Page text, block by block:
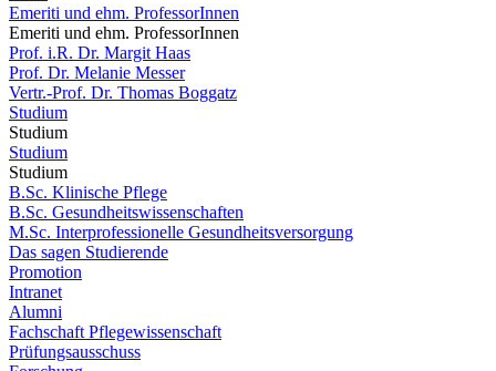
Emeriti und ehm. ProfessorInnen
Emeriti und ehm. ProfessorInnen
Prof. i.R. Dr. Margit Haas
Prof. Dr. Melanie Messer
Vertr.-Prof. Dr. Thomas Boggatz
Studium
Studium
Studium
Studium
B.Sc. Klinische Pflege
B.Sc. Gesundheitswissenschaften
M.Sc. Interprofessionelle Gesundheitsversorgung
Das sagen Studierende
Promotion
Intranet
Alumni
Fachschaft Pflegewissenschaft
Prüfungsausschuss